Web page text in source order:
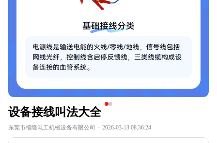
设备接线叫法大全
东莞市禧隆电工机械设备有限公司 · 2026-03-13 08:36:24